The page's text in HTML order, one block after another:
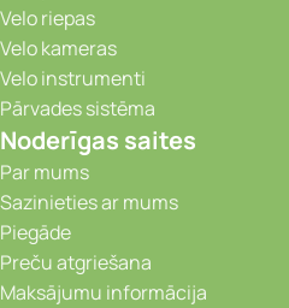
Velo riepas
Velo kameras
Velo instrumenti
Pārvades sistēma
Noderīgas saites
Par mums
Sazinieties ar mums
Piegāde
Preču atgriešana
Maksājumu informācija